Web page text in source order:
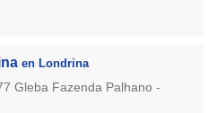
en Londrina
Gleba Fazenda Palhano -